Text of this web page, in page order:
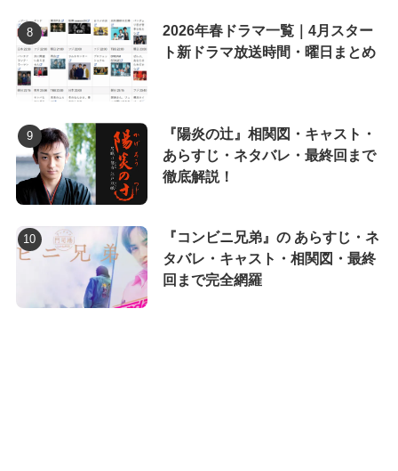
2026年春ドラマ一覧｜4月スター
ト新ドラマ放送時間・曜日まとめ
『陽炎の辻』相関図・キャスト・
あらすじ・ネタバレ・最終回まで
徹底解説！
『コンビニ兄弟』の あらすじ・ネ
タバレ・キャスト・相関図・最終
回まで完全網羅